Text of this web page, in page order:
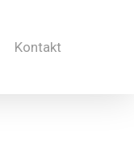
Kontakt